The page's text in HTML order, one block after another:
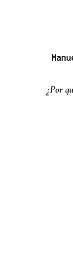
¿Por